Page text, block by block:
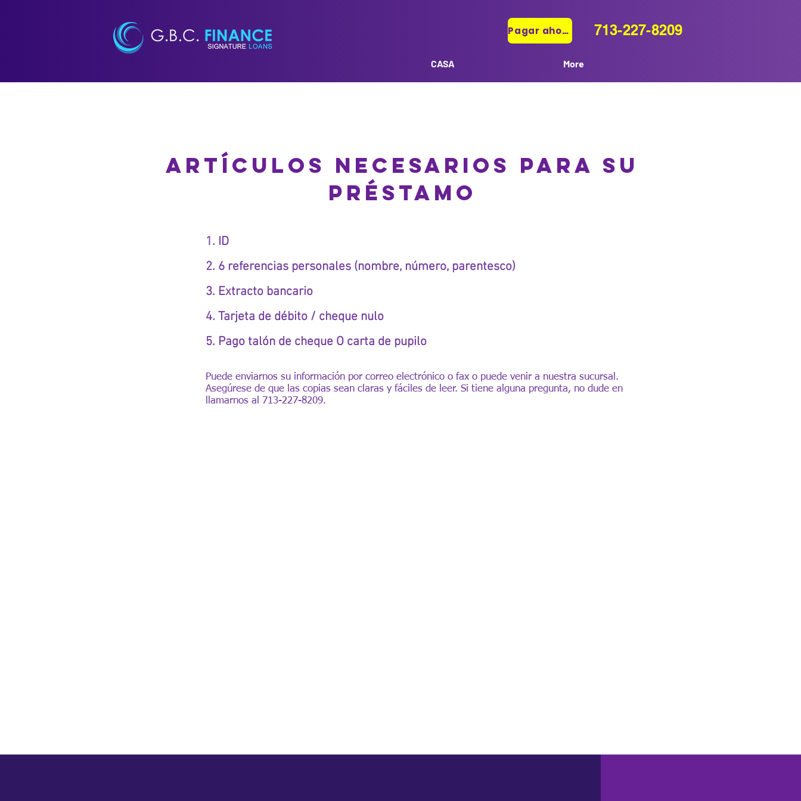
Pagar ahora 713-227-8209
CASA More
ARTÍCULOS NECESARIOS PARA SU
PRÉSTAMO
1. ID
2. 6 referencias personales (nombre, número, parentesco)
3. Extracto bancario
4. Tarjeta de débito / cheque nulo
5. Pago talón de cheque O carta de pupilo
Puede enviarnos su información por correo electrónico o fax o puede venir a nuestra sucursal.
Asegúrese de que las copias sean claras y fáciles de leer. Si tiene alguna pregunta, no dude en
llamarnos al 713-227-8209.